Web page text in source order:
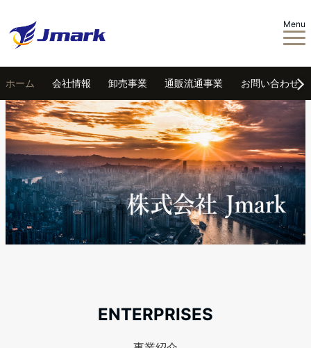
Menu
ホーム 会社情報 卸売事業 通販流通事業 お問い合わせ
ENTERPRISES